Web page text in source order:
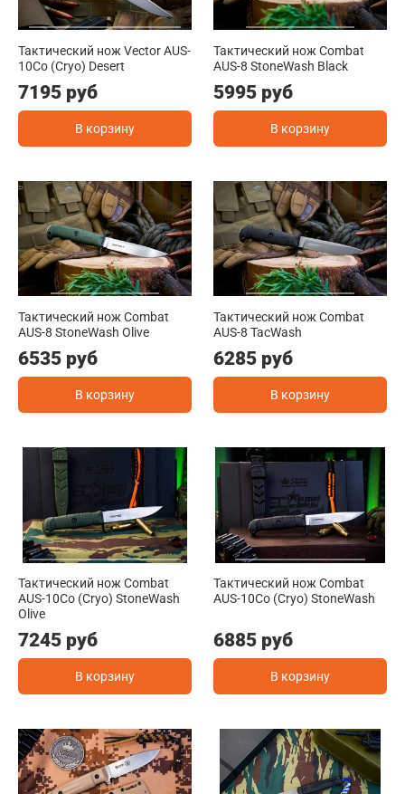
Тактический нож Vector AUS-
10Co (Cryo) Desert
7195 руб
В корзину
Тактический нож Combat
AUS-8 StoneWash Black
5995 руб
В корзину
Тактический нож Combat
AUS-8 StoneWash Olive
6535 руб
В корзину
Тактический нож Combat
AUS-8 TacWash
6285 руб
В корзину
Тактический нож Combat
AUS-10Co (Cryo) StoneWash
Olive
7245 руб
В корзину
Тактический нож Combat
AUS-10Co (Cryo) StoneWash
6885 руб
В корзину